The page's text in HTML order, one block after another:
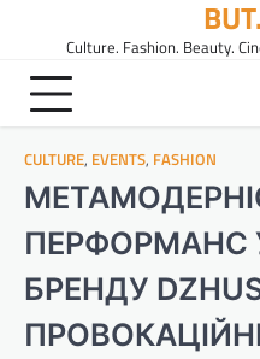
вмісту
Culture. Fashion. Beauty.
CULTURE, EVENTS, FASHION
ПЕРФОРМАНС
БРЕНДУ